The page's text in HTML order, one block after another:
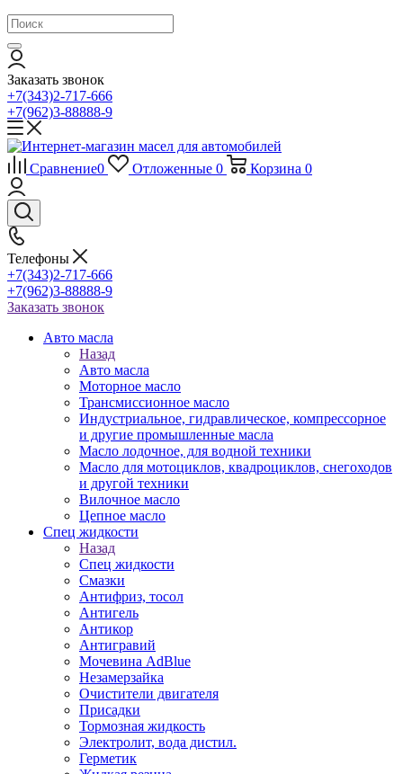
Заказать звонок
+7(343)2-717-666
+7(962)3-88888-9
Сравнение0 Отложенные 0 Корзина 0
Телефоны
+7(343)2-717-666
+7(962)3-88888-9
Заказать звонок
Авто масла
Назад
Авто масла
Моторное масло
Трансмиссионное масло
Индустриальное, гидравлическое, компрессорное
и другие промышленные масла
Масло лодочное, для водной техники
Масло для мотоциклов, квадроциклов, снегоходов
и другой техники
Вилочное масло
Цепное масло
Спец жидкости
Назад
Спец жидкости
Смазки
Антифриз, тосол
Антигель
Антикор
Антигравий
Мочевина AdBlue
Незамерзайка
Очистители двигателя
Присадки
Тормозная жидкость
Электролит, вода дистил.
Герметик